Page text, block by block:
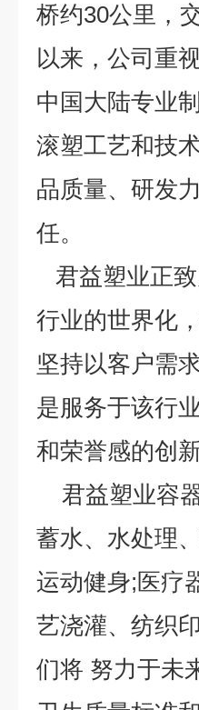
桥约30公里，
以来，公司重
中国大陆专业
滚塑工艺和技
品质量、研发
任。
君益塑业正
行业的世界化
坚持以客户需
是服务于该行
和荣誉感的创
君益塑业容
蓄水、水处理
运动健身;医疗
艺浇灌、纺织
们将 努力于未